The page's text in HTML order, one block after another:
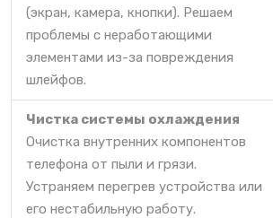
(экран, камера, кнопки). Решаем
проблемы с неработающими
элементами из-за повреждения
шлейфов.
Чистка системы охлаждения
Очистка внутренних компонентов
телефона от пыли и грязи.
Устраняем перегрев устройства или
его нестабильную работу.